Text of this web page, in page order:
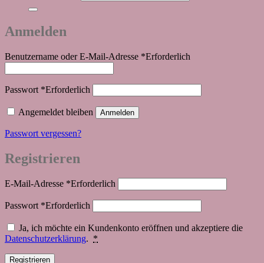
Anmelden
Benutzername oder E-Mail-Adresse *Erforderlich
Passwort *Erforderlich
Angemeldet bleiben Anmelden
Passwort vergessen?
Registrieren
E-Mail-Adresse *Erforderlich
Passwort *Erforderlich
Ja, ich möchte ein Kundenkonto eröffnen und akzeptiere die
Datenschutzerklärung. *
Registrieren